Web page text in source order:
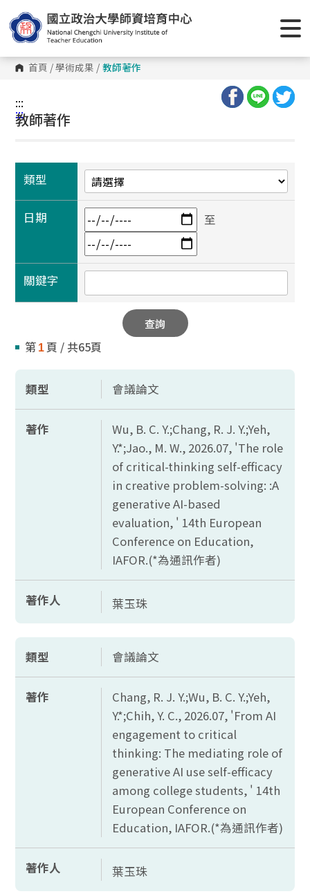
首頁 /學術成果 / 教師著作
:::
:::
教師著作
類型
日期 至
關鍵字
查詢
第 1 頁 / 共65頁
類型 會議論文
著作
Wu, B. C. Y.;Chang, R. J. Y.;Yeh,
Y.*;Jao., M. W., 2026.07, 'The role
of critical-thinking self-efficacy
in creative problem-solving: :A
generative AI-based
evaluation, ' 14th European
Conference on Education,
IAFOR.(*為通訊作者)
著作人 葉玉珠
類型 會議論文
著作
Chang, R. J. Y.;Wu, B. C. Y.;Yeh,
Y.*;Chih, Y. C., 2026.07, 'From AI
engagement to critical
thinking: The mediating role of
generative AI use self-efficacy
among college students, ' 14th
European Conference on
Education, IAFOR.(*為通訊作者)
著作人 葉玉珠